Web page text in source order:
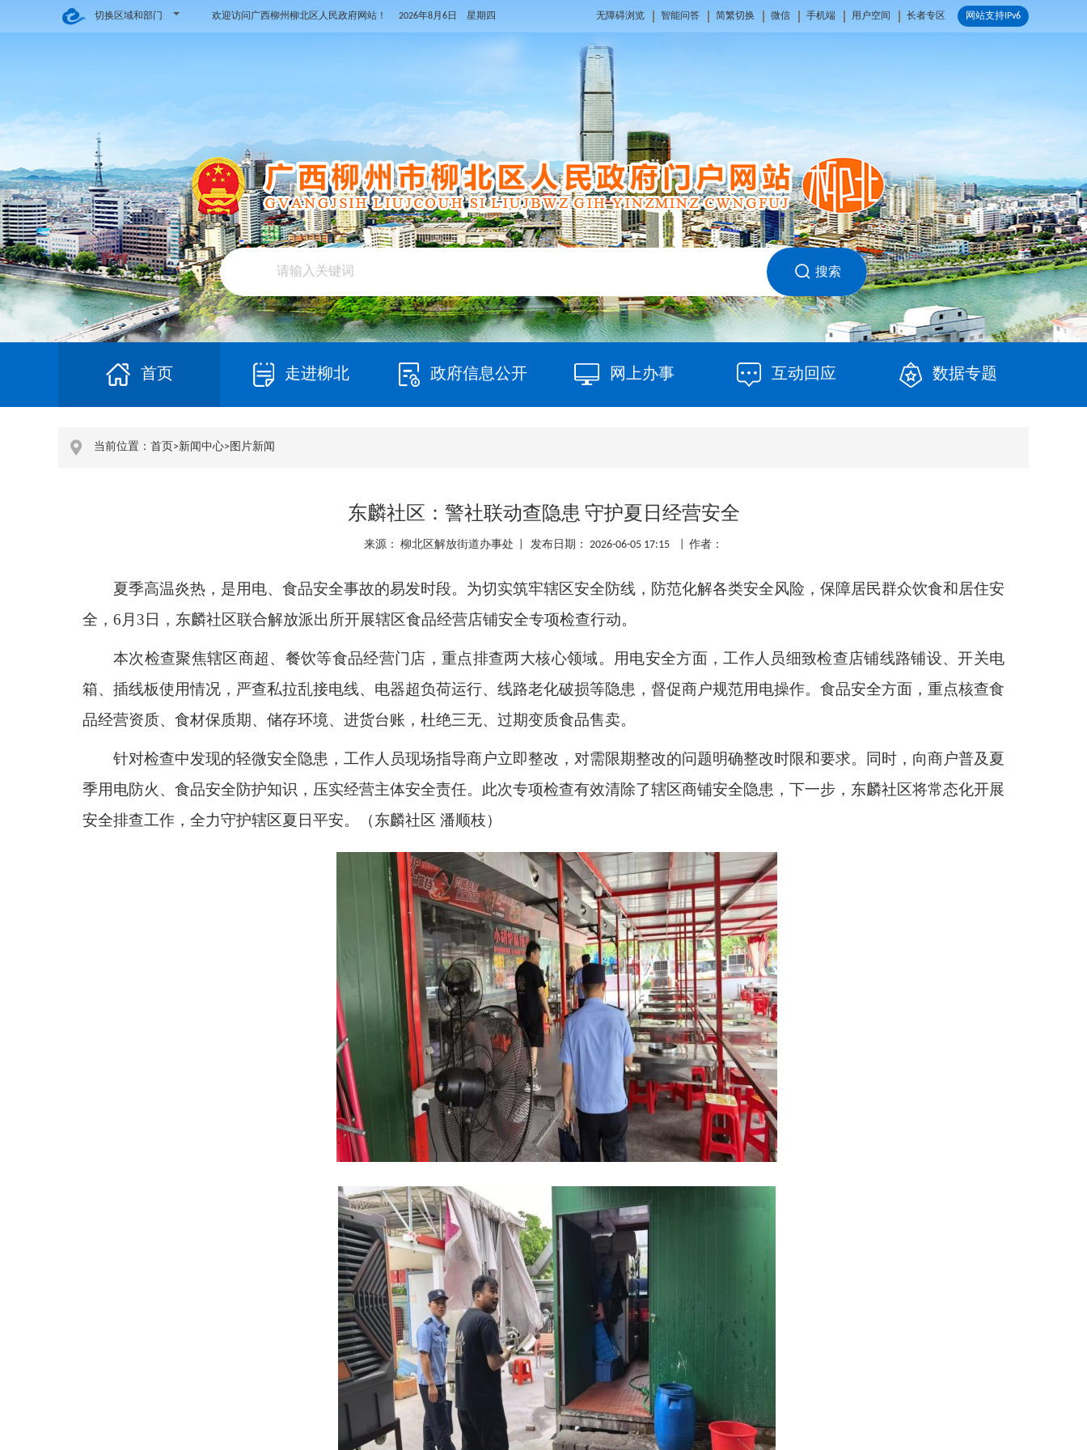
切换区域和部门 无障碍浏览 智能问答 简繁切换 微信 手机端 用户空间 长者专区 网站支持IPv6
欢迎访问广西柳州柳北区人民政府网站！ 2026年8月6日 星期四
搜索
首页 走进柳北 政府信息公开 网上办事 互动回应 数据专题
当前位置： 首页>新闻中心>图片新闻
东麟社区：警社联动查隐患 守护夏日经营安全
来源： 柳北区解放街道办事处 | 发布日期： 2026-06-05 17:15 | 作者：
夏季高温炎热，是用电、食品安全事故的易发时段。为切实筑牢辖区安全防线，防范化解各类安全风险，保障居民群众饮食和居住安
全，6月3日，东麟社区联合解放派出所开展辖区食品经营店铺安全专项检查行动。
本次检查聚焦辖区商超、餐饮等食品经营门店，重点排查两大核心领域。用电安全方面，工作人员细致检查店铺线路铺设、开关电
箱、插线板使用情况，严查私拉乱接电线、电器超负荷运行、线路老化破损等隐患，督促商户规范用电操作。食品安全方面，重点核查食
品经营资质、食材保质期、储存环境、进货台账，杜绝三无、过期变质食品售卖。
针对检查中发现的轻微安全隐患，工作人员现场指导商户立即整改，对需限期整改的问题明确整改时限和要求。同时，向商户普及夏
季用电防火、食品安全防护知识，压实经营主体安全责任。此次专项检查有效清除了辖区商铺安全隐患，下一步，东麟社区将常态化开展
安全排查工作，全力守护辖区夏日平安。（东麟社区 潘顺枝）